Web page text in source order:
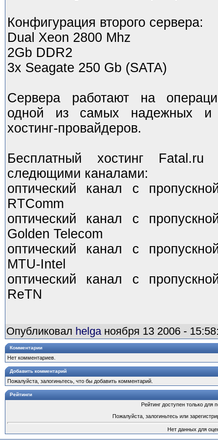
Конфигурация второго сервера:
Dual Xeon 2800 Mhz
2Gb DDR2
3x Seagate 250 Gb (SATA)
Сервера работают на
одной из самых надежных и
хостинг-провайдеров.
Бесплатный хостинг
следющими каналами:
оптический канал с
RTComm
оптический канал с
Golden Telecom
оптический канал с
MTU-Intel
оптический канал с
ReTN
Опубликовал helgaноября 13 2006 -
Комментарии
Нет комментариев.
Добавить комментарий
Пожалуйста, залогиньтесь, что бы добавить комментарий.
Рейтинги
Рейтинг доступен только для
Пожалуйста, залогиньтесь или
Нет данных для